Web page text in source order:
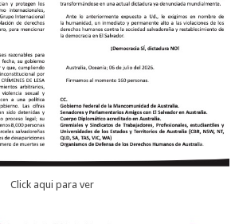
Click aqui para ver